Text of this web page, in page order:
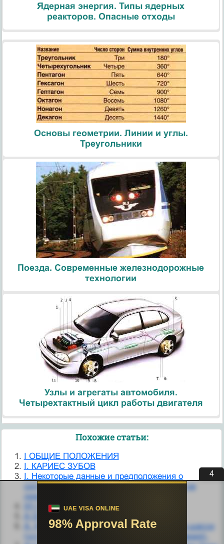
Ядерная энергия. Типы ядерных
реакторов. Опасные отходы
Основы геометрии. Линии и углы.
Треугольники
Поезда. Современные железнодорожные
технологии
Узлы и агрегаты автомобиля.
Четырехтактный цикл работы двигателя
Похожие статьи:
I ОБЩИЕ ПОЛОЖЕНИЯ
I. КАРИЕС ЗУБОВ
I. Некоторые данные и предположения о
сигнальном воздействии палеоантропов на
диких животных
III) Строение зубов
А. Неисправность сигнализации выпуска шасси
(установки на замки выпущенного положения).
3